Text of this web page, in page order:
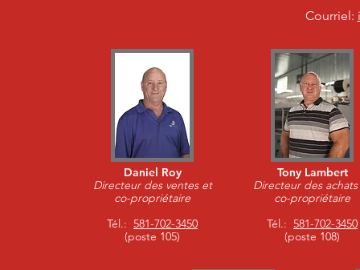
Courriel:
Daniel Roy
Directeur des ventes et
co-propriétaire
Tél.: 581-702-3450
(poste 105)
Tony Lambert
Directeur des
co-propriétaire
Tél.: 581-702-3450
(poste 108)